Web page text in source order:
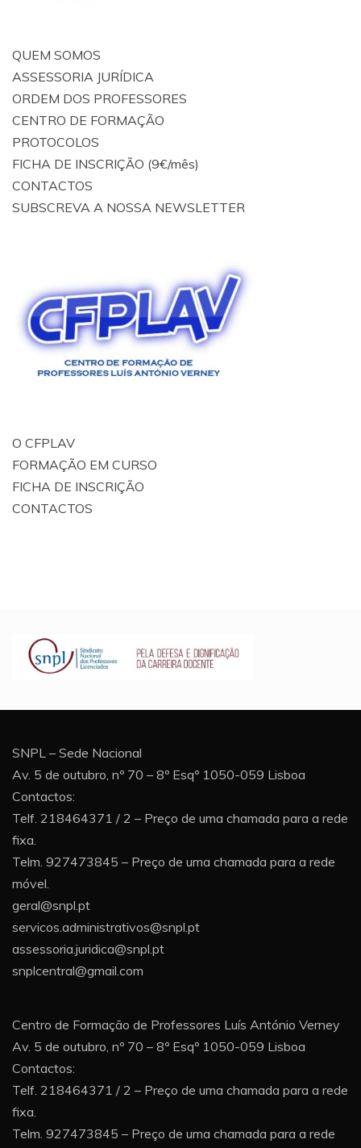
QUEM SOMOS
ASSESSORIA JURÍDICA
ORDEM DOS PROFESSORES
CENTRO DE FORMAÇÃO
PROTOCOLOS
FICHA DE INSCRIÇÃO (9€/mês)
CONTACTOS
SUBSCREVA A NOSSA NEWSLETTER
O CFPLAV
FORMAÇÃO EM CURSO
FICHA DE INSCRIÇÃO
CONTACTOS
SNPL – Sede Nacional
Av. 5 de outubro, nº 70 – 8º Esqº 1050-059 Lisboa
Contactos:
Telf. 218464371 / 2 – Preço de uma chamada para a rede
fixa.
Telm. 927473845 – Preço de uma chamada para a rede
móvel.
geral@snpl.pt
servicos.administrativos@snpl.pt
assessoria.juridica@snpl.pt
snplcentral@gmail.com
Centro de Formação de Professores Luís António Verney
Av. 5 de outubro, nº 70 – 8º Esqº 1050-059 Lisboa
Contactos:
Telf. 218464371 / 2 – Preço de uma chamada para a rede
fixa.
Telm. 927473845 – Preço de uma chamada para a rede